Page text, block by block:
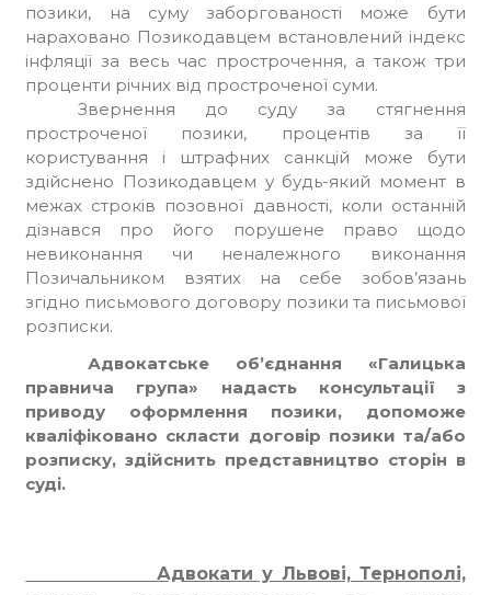
позики, на суму заборгованості може бути
нараховано Позикодавцем встановлений індекс
інфляції за весь час прострочення, а також три
проценти річних від простроченої суми.
Звернення до суду за стягнення
простроченої позики, процентів за її
користування і штрафних санкцій може бути
здійснено Позикодавцем у будь-який момент в
межах строків позовної давності, коли останній
дізнався про його порушене право щодо
невиконання чи неналежного виконання
Позичальником взятих на себе зобов’язань
згідно письмового договору позики та письмової
розписки.
Адвокатське об’єднання «Галицька
правнича група» надасть консультації з
приводу оформлення позики, допоможе
кваліфіковано скласти договір позики та/або
розписку, здійснить представництво сторін в
суді.
Адвокати у Львові, Тернополі,